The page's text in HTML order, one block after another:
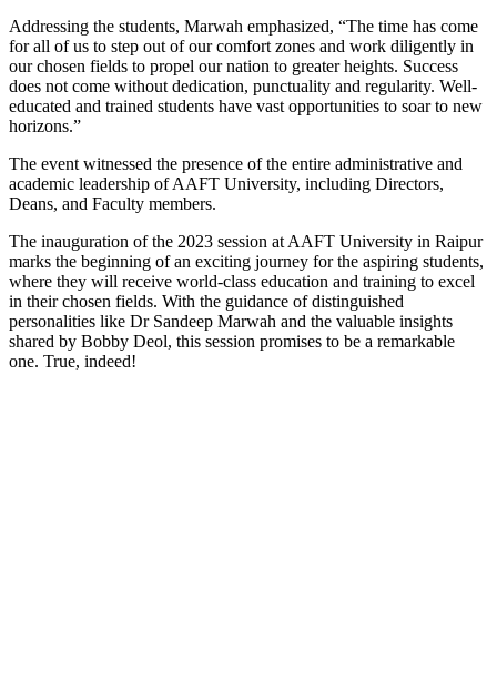
Addressing the students, Marwah emphasized, “The time has come
for all of us to step out of our comfort zones and work diligently in
our chosen fields to propel our nation to greater heights. Success
does not come without dedication, punctuality and regularity. Well-
educated and trained students have vast opportunities to soar to new
horizons.”
The event witnessed the presence of the entire administrative and
academic leadership of AAFT University, including Directors,
Deans, and Faculty members.
The inauguration of the 2023 session at AAFT University in Raipur
marks the beginning of an exciting journey for the aspiring students,
where they will receive world-class education and training to excel
in their chosen fields. With the guidance of distinguished
personalities like Dr Sandeep Marwah and the valuable insights
shared by Bobby Deol, this session promises to be a remarkable
one. True, indeed!